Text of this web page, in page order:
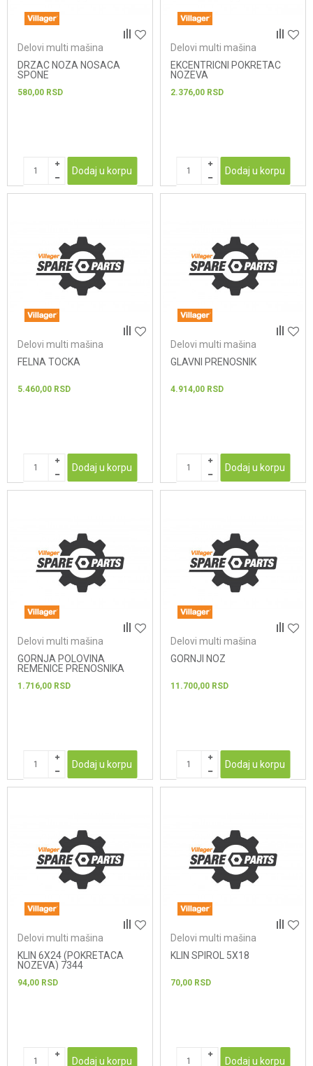
Delovi multi mašina
DRZAC NOZA NOSACA
SPONE
580,00 RSD
Dodaj u korpu
Delovi multi mašina
EKCENTRICNI POKRETAC
NOZEVA
2.376,00 RSD
Dodaj u korpu
Delovi multi mašina
FELNA TOCKA
5.460,00 RSD
Dodaj u korpu
Delovi multi mašina
GLAVNI PRENOSNIK
4.914,00 RSD
Dodaj u korpu
Delovi multi mašina
GORNJA POLOVINA
REMENICE PRENOSNIKA
1.716,00 RSD
Dodaj u korpu
Delovi multi mašina
GORNJI NOZ
11.700,00 RSD
Dodaj u korpu
Delovi multi mašina
KLIN 6X24 (POKRETACA
NOZEVA) 7344
94,00 RSD
Dodaj u korpu
Delovi multi mašina
KLIN SPIROL 5X18
70,00 RSD
Dodaj u korpu